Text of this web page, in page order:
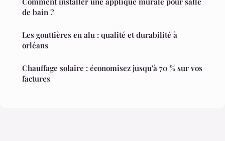
de bain ?
Les gouttières en alu : qualité et durabilité à
orléans
Chauffage solaire : économisez jusqu'à 70 % sur vos
factures